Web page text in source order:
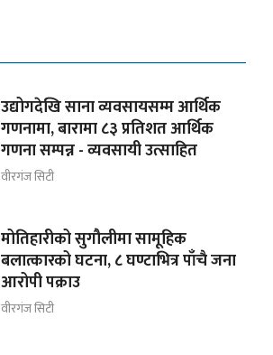
उद्योगदेखि साना व्यवसायसम्म आर्थिक
गणनामा, बारामा ८३ प्रतिशत आर्थिक
गणना सम्पन्न - व्यवसायी उत्साहित
वीरगंज सिटी
मोतिहारीको सुगौलीमा सामूहिक
बलात्कारको घटना, ८ घण्टाभित्र पाँचै जना
आरोपी पक्राउ
वीरगंज सिटी